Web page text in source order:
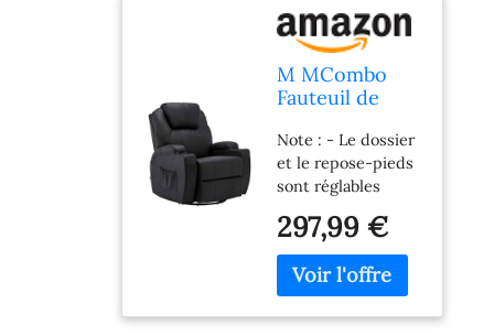
M MCombo
Fauteuil de
Fauteuil Relax
7020, avec
Chauffage
Rotatif
basculant 360°,
réglable
manuellement
Noir)
Note : - Le dossier
et le repose-pieds
sont réglables
Nous offrons
d'autres modèles
électriques. - Ne
convient pas aux
personnes âgées et
297,99 €